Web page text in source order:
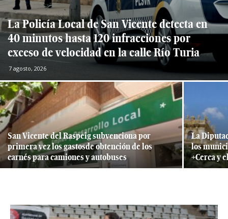
La Policía Local de San Vicente detecta en
40 minutos hasta 120 infracciones por
exceso de velocidad en la calle Río Turia
7 agosto, 2026
San Vicente del Raspeig subvenciona por
primera vez los gastosde obtención de los
carnés para camiones y autobuses
La
los
+Cerca y